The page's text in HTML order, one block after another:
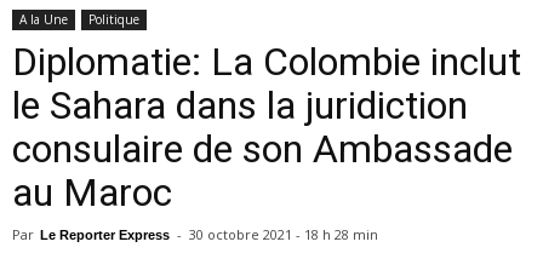
A la Une Politique
Diplomatie: La Colombie inclut
le Sahara dans la juridiction
consulaire de son Ambassade
au Maroc
Par Le Reporter Express - 30 octobre 2021 - 18 h 28 min